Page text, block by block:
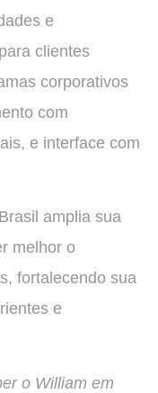
e
clientes
corporativos
com
e interface com
amplia sua
melhor o
fortalecendo sua
e
o William em